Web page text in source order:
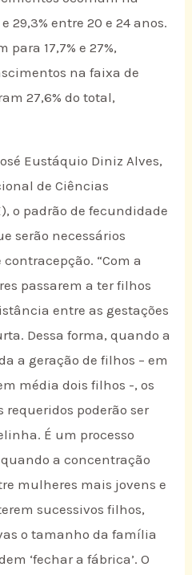
29,3% entre 20 e 24 anos.
para 17,7% e 27%,
na faixa de
27,6% do total,
Eustáquio Diniz Alves,
de Ciências
o padrão de fecundidade
serão necessários
“Com a
passarem a ter filhos
entre as gestações
Dessa forma, quando a
a geração de filhos – em
média dois filhos -, os
poderão ser
É um processo
a concentração
mulheres mais jovens e
sucessivos filhos,
o tamanho da família
‘fechar a fábrica’. O